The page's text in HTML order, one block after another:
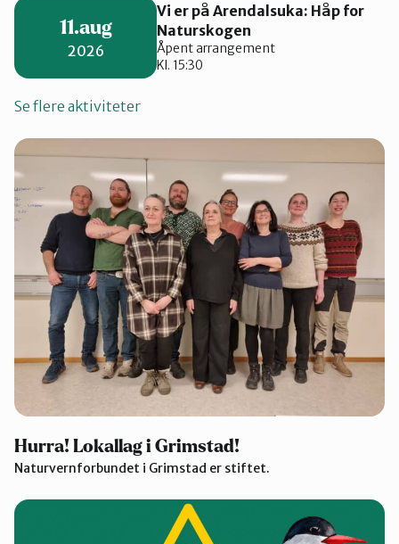
11.aug
2026
Vi er på Arendalsuka: Håp for
Naturskogen
Åpent arrangement
Kl. 15:30
Se flere aktiviteter
Hurra! Lokallag i Grimstad!
Naturvernforbundet i Grimstad er stiftet.